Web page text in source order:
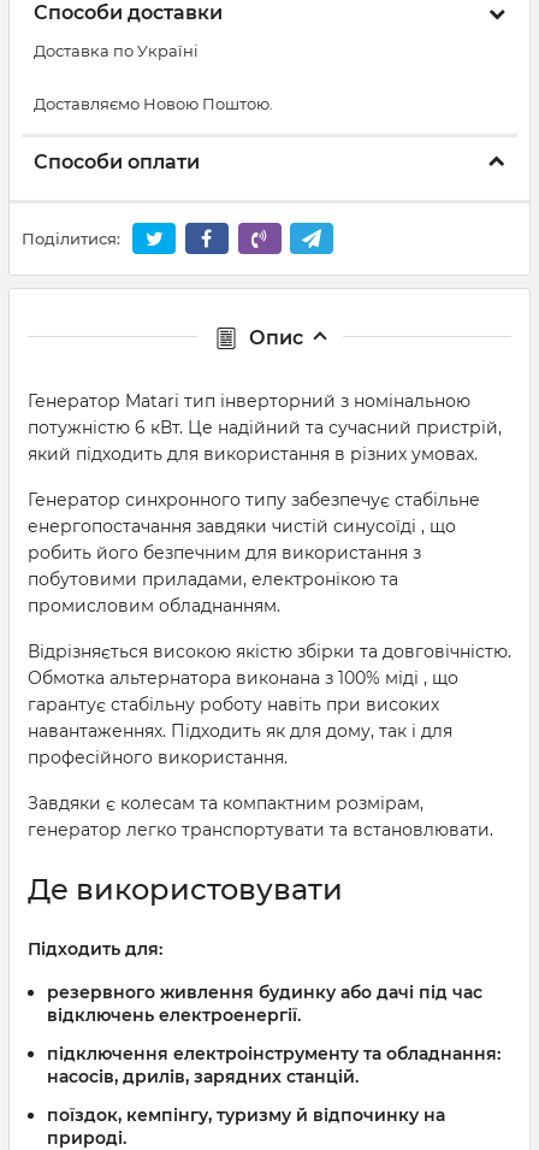
Способи доставки
Доставка по Україні
Доставляємо Новою Поштою.
Способи оплати
Поділитися:
Опис
Генератор Matari тип інверторний з номінальною
потужністю 6 кВт. Це надійний та сучасний пристрій,
який підходить для використання в різних умовах.
Генератор синхронного типу забезпечує стабільне
енергопостачання завдяки чистій синусоїді , що
робить його безпечним для використання з
побутовими приладами, електронікою та
промисловим обладнанням.
Відрізняється високою якістю збірки та довговічністю.
Обмотка альтернатора виконана з 100% міді , що
гарантує стабільну роботу навіть при високих
навантаженнях. Підходить як для дому, так і для
професійного використання.
Завдяки є колесам та компактним розмірам,
генератор легко транспортувати та встановлювати.
Де використовувати
Підходить для:
резервного живлення будинку або дачі під час
відключень електроенергії.
підключення електроінструменту та обладнання:
насосів, дрилів, зарядних станцій.
поїздок, кемпінгу, туризму й відпочинку на
природі.